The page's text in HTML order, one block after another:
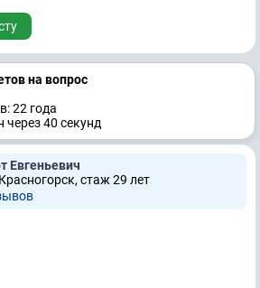
на вопрос
22 годa
40 секунд
Евгеньевич
стаж 29 лет